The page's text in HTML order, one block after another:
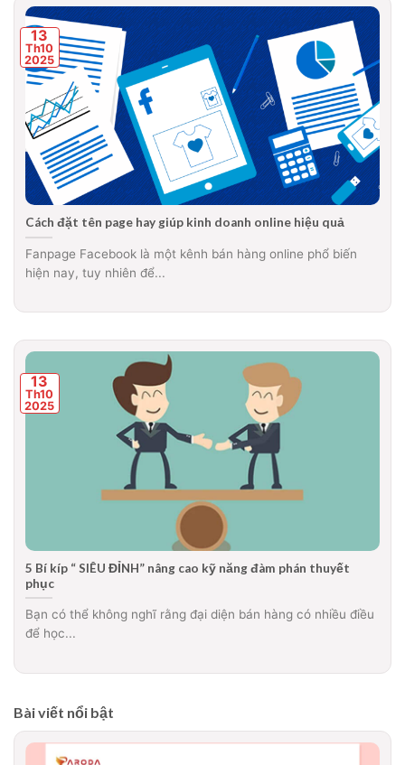
Cách đặt tên page hay giúp kinh doanh online hiệu quả
Fanpage Facebook là một kênh bán hàng online phổ biến
hiện nay, tuy nhiên để...
13
Th10
2025
5 Bí kíp “ SIÊU ĐỈNH” nâng cao kỹ năng đàm phán thuyết
phục
Bạn có thể không nghĩ rằng đại diện bán hàng có nhiều điều
để học...
13
Th10
2025
Bài viết nổi bật